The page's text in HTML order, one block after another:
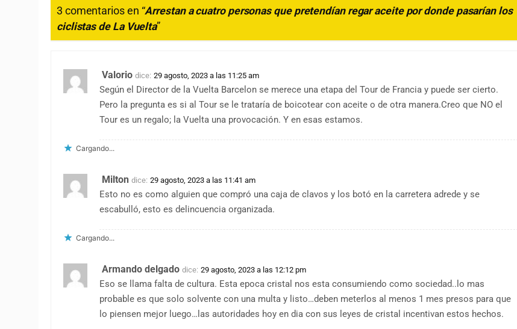
3 comentarios en “Arrestan a cuatro personas que pretendían regar aceite por donde pasarían los
ciclistas de La Vuelta”
Valorio dice: 29 agosto, 2023 a las 11:25 am
Según el Director de la Vuelta Barcelon se merece una etapa del Tour de Francia y puede ser cierto.
Pero la pregunta es si al Tour se le trataría de boicotear con aceite o de otra manera.Creo que NO el
Tour es un regalo; la Vuelta una provocación. Y en esas estamos.
Cargando...
Milton dice: 29 agosto, 2023 a las 11:41 am
Esto no es como alguien que compró una caja de clavos y los botó en la carretera adrede y se
escabulló, esto es delincuencia organizada.
Cargando...
Armando delgado dice: 29 agosto, 2023 a las 12:12 pm
Eso se llama falta de cultura. Esta epoca cristal nos esta consumiendo como sociedad..lo mas
probable es que solo solvente con una multa y listo…deben meterlos al menos 1 mes presos para que
lo piensen mejor luego…las autoridades hoy en dia con sus leyes de cristal incentivan estos hechos.